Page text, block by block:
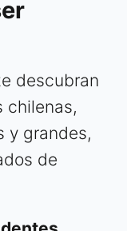
descubran
chilenas,
y grandes,
de